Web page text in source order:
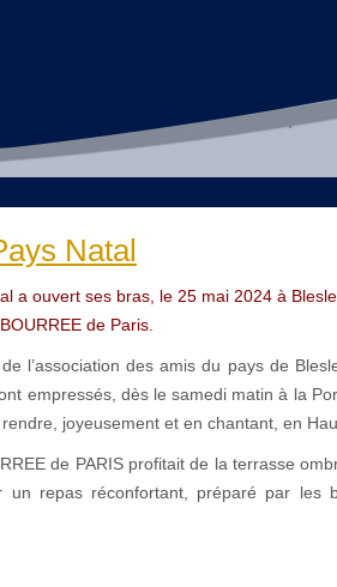
Natal
a ouvert ses bras, le 25 mai 2024 à
de Paris.
de l’association des amis du pays de
empressés, dès le samedi matin à la
joyeusement et en chantant, en
de PARIS profitait de la terrasse
repas réconfortant, préparé par les